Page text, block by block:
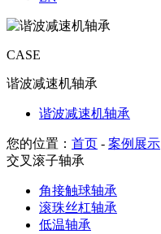
CASE
谐波减速机轴承
谐波减速机轴承
您的位置： 首页 - 案例展示
交叉滚子轴承
角接触球轴承
滚珠丝杠轴承
低温轴承